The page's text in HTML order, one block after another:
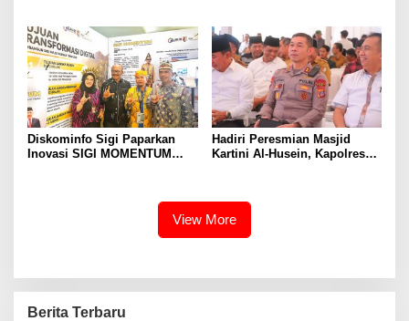
Diskominfo Sigi Paparkan
Inovasi SIGI MOMENTUM
Hadiri Peresmian Masjid
Kartini Al-Husein, Kapolres
View More
Berita Terbaru